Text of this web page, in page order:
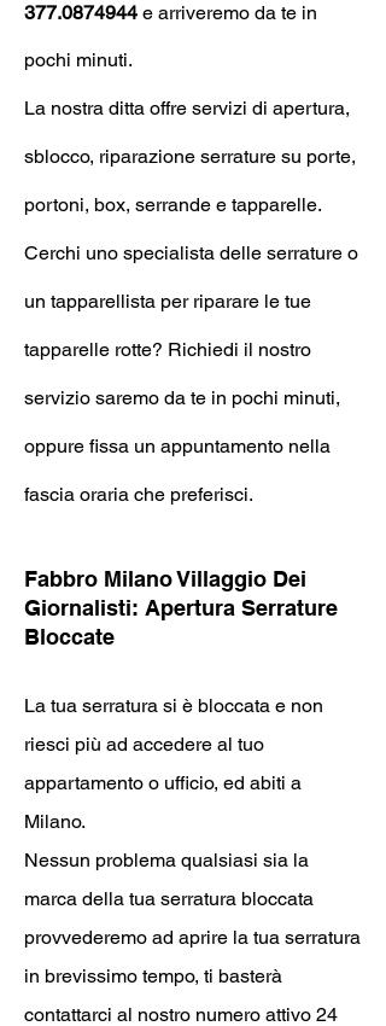
377.0874944 e arriveremo da te in
pochi minuti.
La nostra ditta offre servizi di apertura,
sblocco, riparazione serrature su porte,
portoni, box, serrande e tapparelle.
Cerchi uno specialista delle serrature o
un tapparellista per riparare le tue
tapparelle rotte? Richiedi il nostro
servizio saremo da te in pochi minuti,
oppure fissa un appuntamento nella
fascia oraria che preferisci.
Fabbro Milano Villaggio Dei
Giornalisti: Apertura Serrature
Bloccate
La tua serratura si è bloccata e non
riesci più ad accedere al tuo
appartamento o ufficio, ed abiti a
Milano.
Nessun problema qualsiasi sia la
marca della tua serratura bloccata
provvederemo ad aprire la tua serratura
in brevissimo tempo, ti basterà
contattarci al nostro numero attivo 24